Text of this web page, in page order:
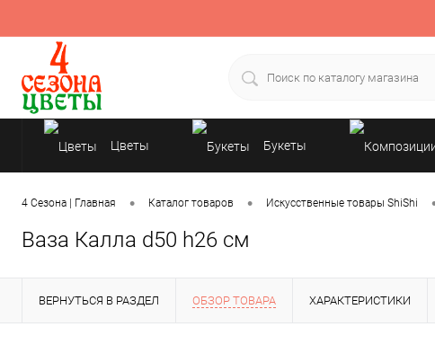
Цветы Букеты
Подарки
4 Сезона | Главная • Каталог товаров • Искусственные товары ShiShi
Ваза Калла d50 h26 см
ВЕРНУТЬСЯ В РАЗДЕЛ ОБЗОР ТОВАРА ХАРАКТЕРИСТИКИ